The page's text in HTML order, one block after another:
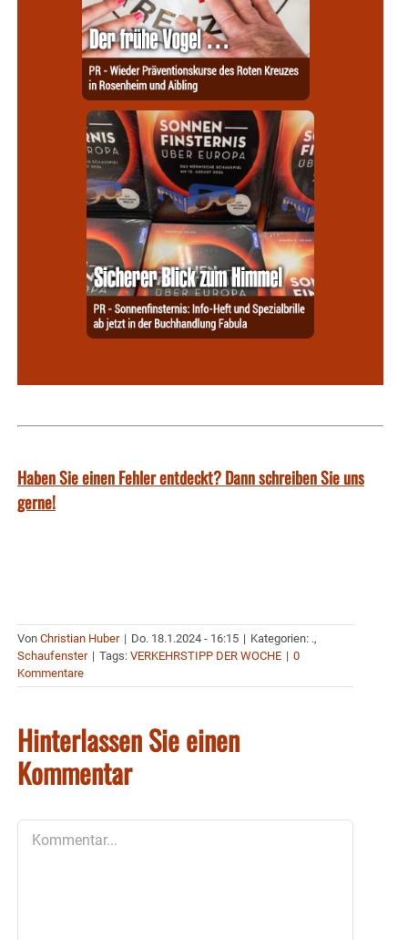
Haben Sie einen Fehler entdeckt? Dann schreiben Sie uns
gerne!
Von Christian Huber | Do. 18.1.2024 - 16:15 | Kategorien: .,
Schaufenster | Tags: VERKEHRSTIPP DER WOCHE | 0
Kommentare
Hinterlassen Sie einen
Kommentar